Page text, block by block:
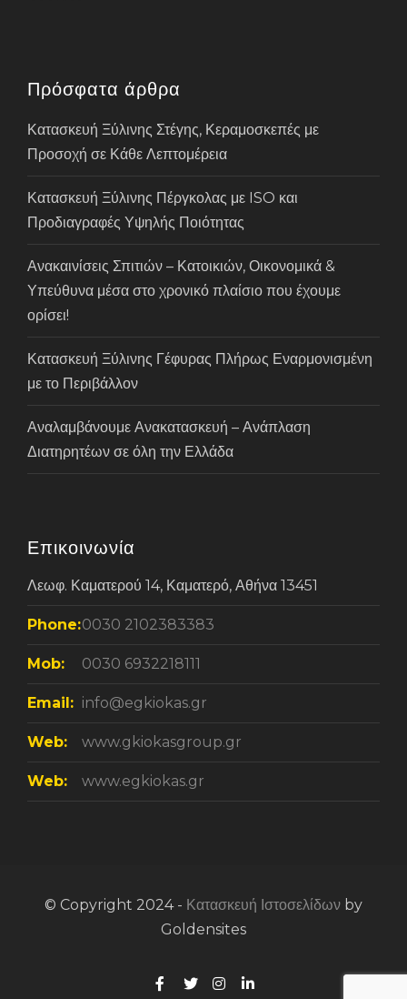
Πρόσφατα άρθρα
Κατασκευή Ξύλινης Στέγης, Κεραμοσκεπές με
Προσοχή σε Κάθε Λεπτομέρεια
Κατασκευή Ξύλινης Πέργκολας με ISO και
Προδιαγραφές Υψηλής Ποιότητας
Ανακαινίσεις Σπιτιών – Κατοικιών, Οικονομικά &
Υπεύθυνα μέσα στο χρονικό πλαίσιο που έχουμε
ορίσει!
Κατασκευή Ξύλινης Γέφυρας Πλήρως Εναρμονισμένη
με το Περιβάλλον
Αναλαμβάνουμε Ανακατασκευή – Ανάπλαση
Διατηρητέων σε όλη την Ελλάδα
Επικοινωνία
Λεωφ. Καματερού 14, Καματερό, Αθήνα 13451
Phone:0030 2102383383
Mob: 0030 6932218111
Email: info@egkiokas.gr
Web: www.gkiokasgroup.gr
Web: www.egkiokas.gr
© Copyright 2024 - Κατασκευή Ιστοσελίδων by
Goldensites